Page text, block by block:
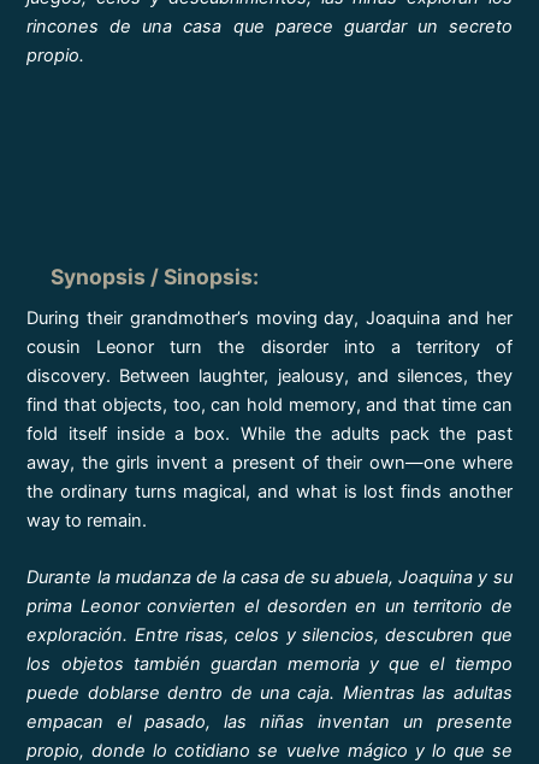
rincones de una casa que parece guardar un secreto
propio.
Synopsis / Sinopsis:
During their grandmother’s moving day, Joaquina and her
cousin Leonor turn the disorder into a territory of
discovery. Between laughter, jealousy, and silences, they
find that objects, too, can hold memory, and that time can
fold itself inside a box. While the adults pack the past
away, the girls invent a present of their own—one where
the ordinary turns magical, and what is lost finds another
way to remain.
Durante la mudanza de la casa de su abuela, Joaquina y su
prima Leonor convierten el desorden en un territorio de
exploración. Entre risas, celos y silencios, descubren que
los objetos también guardan memoria y que el tiempo
puede doblarse dentro de una caja. Mientras las adultas
empacan el pasado, las niñas inventan un presente
propio, donde lo cotidiano se vuelve mágico y lo que se